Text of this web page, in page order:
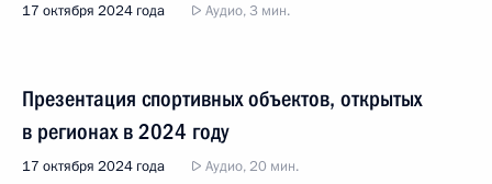
17 октября 2024 года Аудио, 3 мин.
Презентация спортивных объектов, открытых
в регионах в 2024 году
17 октября 2024 года Аудио, 20 мин.